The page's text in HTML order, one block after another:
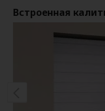
Встроенная